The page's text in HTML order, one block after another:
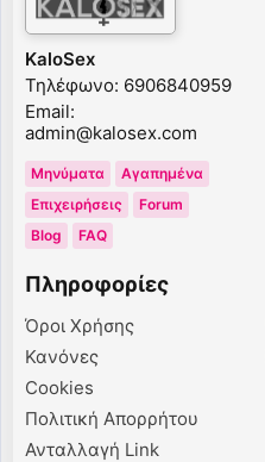
KaloSex
Τηλέφωνο: 6906840959
Email:
admin@kalosex.com
Μηνύματα
Αγαπημένα
Επιχειρήσεις
Forum
Blog
FAQ
Πληροφορίες
Όροι Χρήσης
Κανόνες
Cookies
Πολιτική Απορρήτου
Ανταλλαγή Link